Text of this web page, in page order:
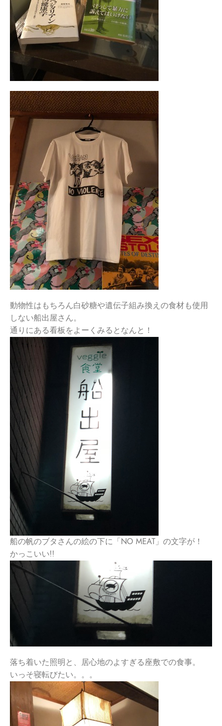
動物性はもちろん白砂糖や遺伝子組み換えの食材も使用
しない船出屋さん。
通りにある看板をよーくみるとなんと！
船の帆のブタさんの絵の下に「NO MEAT」の文字が！
かっこいい!!
落ち着いた照明と、居心地のよすぎる座敷での食事。
いっそ寝転びたい。。。